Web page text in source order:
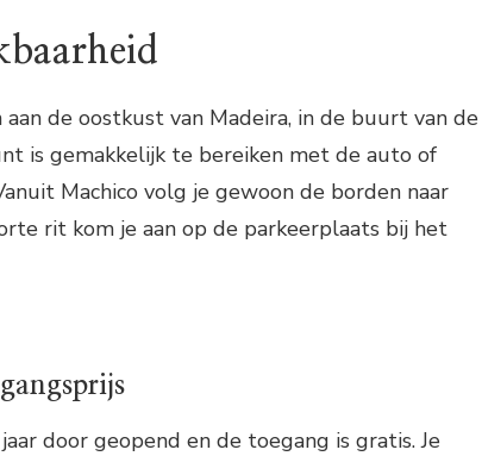
de oostkust van Madeira, in de buurt van de
is gemakkelijk te bereiken met de auto of
Machico volg je gewoon de borden naar
rit kom je aan op de parkeerplaats bij het
door geopend en de toegang is gratis. Je